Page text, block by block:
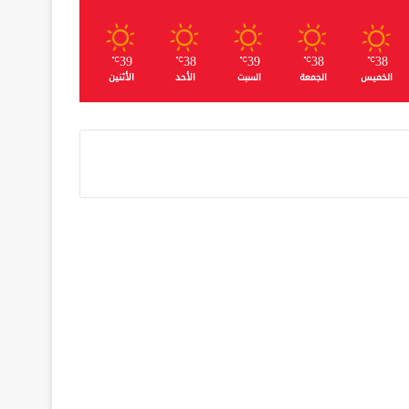
38
℃
الخميس
38
℃
الجمعة
39
℃
السبت
38
℃
الأحد
39
℃
الأثنين